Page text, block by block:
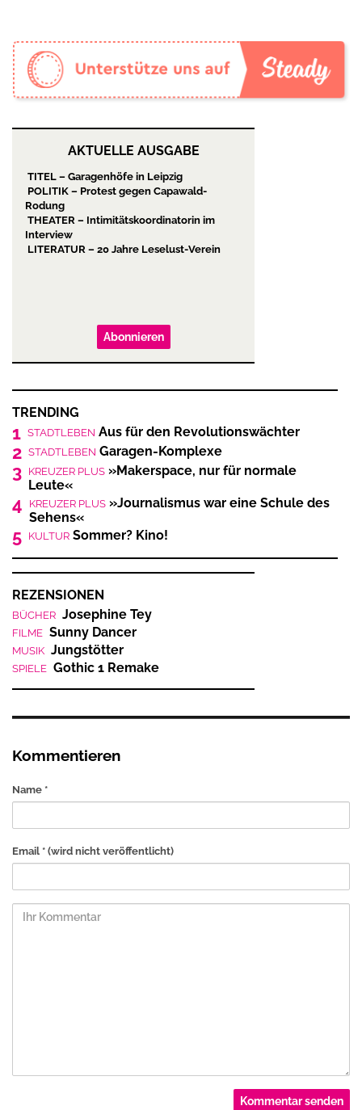
AKTUELLE AUSGABE
TITEL – Garagenhöfe in Leipzig
POLITIK – Protest gegen Capawald-
Rodung
THEATER – Intimitätskoordinatorin im
Interview
LITERATUR – 20 Jahre Leselust-Verein
Abonnieren
TRENDING
1 STADTLEBEN Aus für den Revolutionswächter
2 STADTLEBEN Garagen-Komplexe
3 KREUZER PLUS »Makerspace, nur für normale
Leute«
4 KREUZER PLUS »Journalismus war eine Schule des
Sehens«
5 KULTUR Sommer? Kino!
REZENSIONEN
BÜCHER Josephine Tey
FILME Sunny Dancer
MUSIK Jungstötter
SPIELE Gothic 1 Remake
Kommentieren
Name *
Email * (wird nicht veröffentlicht)